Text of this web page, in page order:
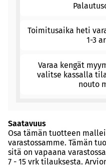
Toimitusaika heti
1-3
Varaa kengät
valitse kassalla
nouto
Saatavuus
Osa tämän tuotteen
varastossamme. Tämän
sitä on vapaana
7 - 15 vrk tilauksesta.